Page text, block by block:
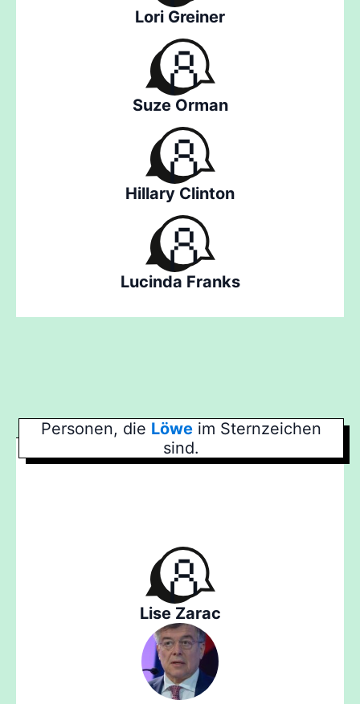
Lori Greiner
Suze Orman
Hillary Clinton
Lucinda Franks
Personen, die Löwe im Sternzeichen
sind.
Lise Zarac